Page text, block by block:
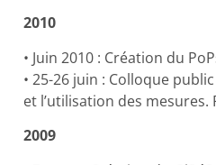
2010
• Juin 2010 : Création du
• 25-26 juin : Colloque
et l’utilisation des mesures.
2009